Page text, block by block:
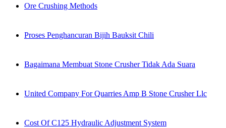
Ore Crushing Methods
Proses Penghancuran Bijih Bauksit Chili
Bagaimana Membuat Stone Crusher Tidak Ada Suara
United Company For Quarries Amp B Stone Crusher Llc
Cost Of C125 Hydraulic Adjustment System